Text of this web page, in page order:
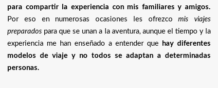
para compartir la experiencia con mis familiares y amigos.
Por eso en numerosas ocasiones les ofrezcomis viajes
preparados para que se unan a la aventura, aunque el tiempo y la
experiencia me han enseñado a entender que hay diferentes
modelos de viaje y no todos se adaptan a determinadas
personas.